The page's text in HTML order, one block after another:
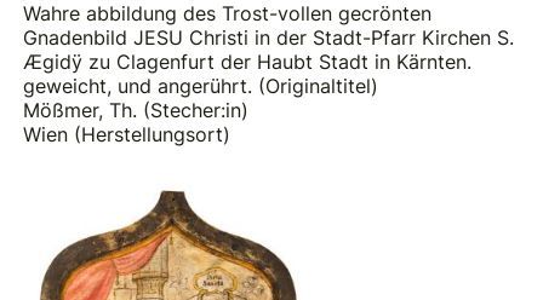
Wahre abbildung des Trost-vollen gecrönten
Gnadenbild JESU Christi in der Stadt-Pfarr Kirchen S.
Ægidÿ zu Clagenfurt der Haubt Stadt in Kärnten.
geweicht, und angerührt. (Originaltitel)
Mößmer, Th. (Stecher:in)
Wien (Herstellungsort)